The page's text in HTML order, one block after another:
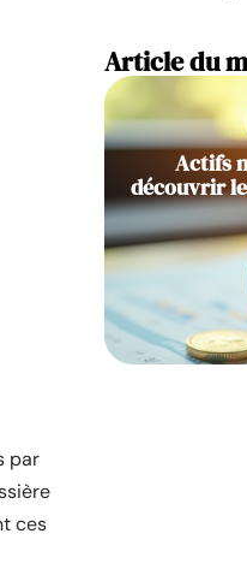
par
ces
Article du
Actifs
découvrir